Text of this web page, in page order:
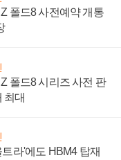
폴드8 사전예약 개통
폴드8 시리즈 사전 판
최대
라'에도 HBM4 탑재